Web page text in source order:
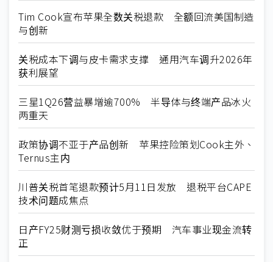
Tim Cook宣布苹果全数关税退款 全额回流美国制造
与创新
关税成本下调与皮卡需求支撑 通用汽车调升2026年
获利展望
三星1Q26营益暴增逾700% 半导体与终端产品冰火
两重天
政策协调不亚于产品创新 苹果控险策划Cook主外、
Ternus主内
川普关税首笔退款预计5月11日发放 退税平台CAPE
技术问题成焦点
日产FY25财测亏损收敛优于预期 汽车事业现金流转
正